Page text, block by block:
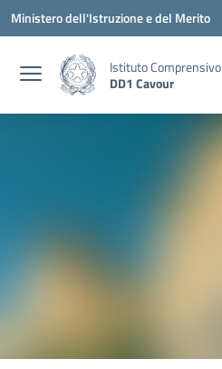
Vai ai contenuti
Vai al menu di navigazione
Vai al footer
Ministero dell'Istruzione e del Merito
Istituto Comprensivo
DD1 Cavour